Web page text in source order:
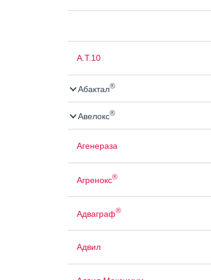
А.Т.10
Абактал®
Авелокс®
Агенераза
Агренокс®
Адваграф®
Адвил